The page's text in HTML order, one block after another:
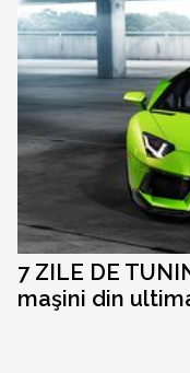
7 ZILE DE
maşini din